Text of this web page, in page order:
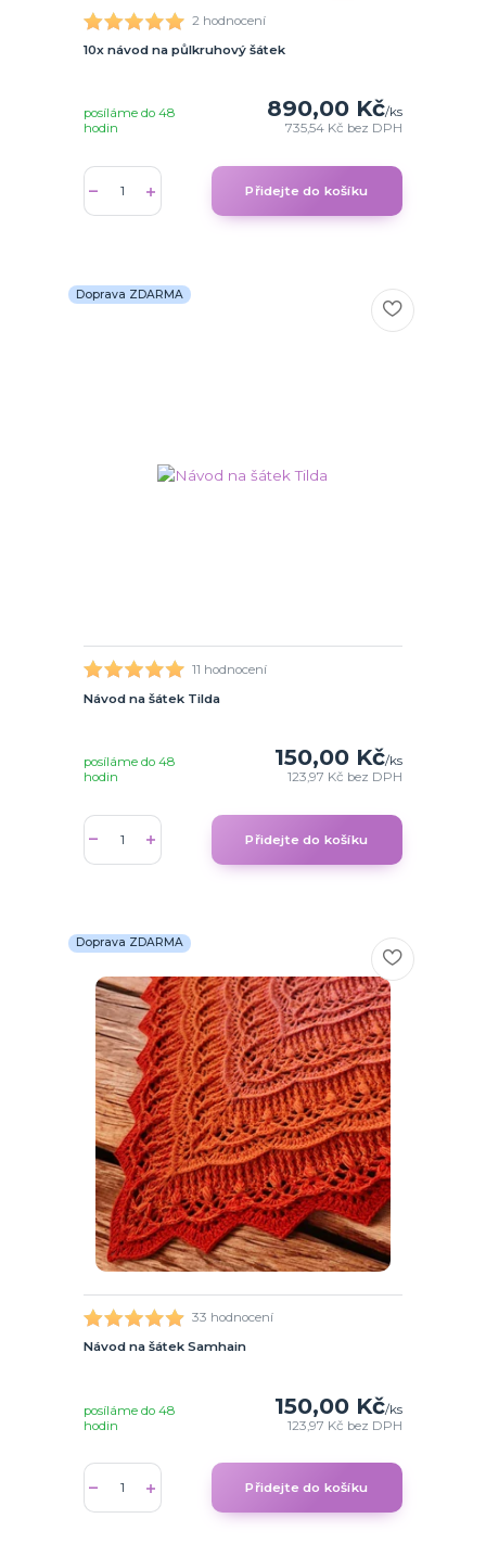
2 hodnocení
10x návod na půlkruhový šátek
890,00 Kč/ks
735,54 Kč bez DPH
posíláme do 48
hodin
Přidejte do košíku
Doprava ZDARMA
11 hodnocení
Návod na šátek Tilda
150,00 Kč/ks
123,97 Kč bez DPH
posíláme do 48
hodin
Přidejte do košíku
Doprava ZDARMA
33 hodnocení
Návod na šátek Samhain
150,00 Kč/ks
123,97 Kč bez DPH
posíláme do 48
hodin
Přidejte do košíku